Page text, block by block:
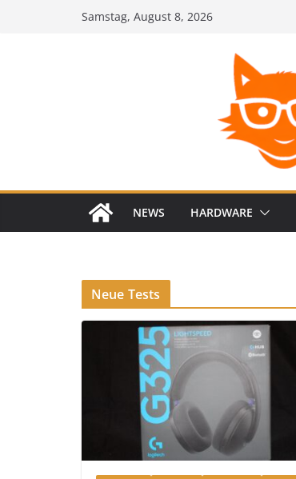
Samstag, August 8, 2026
NEWS HARDWARE
Neue Tests